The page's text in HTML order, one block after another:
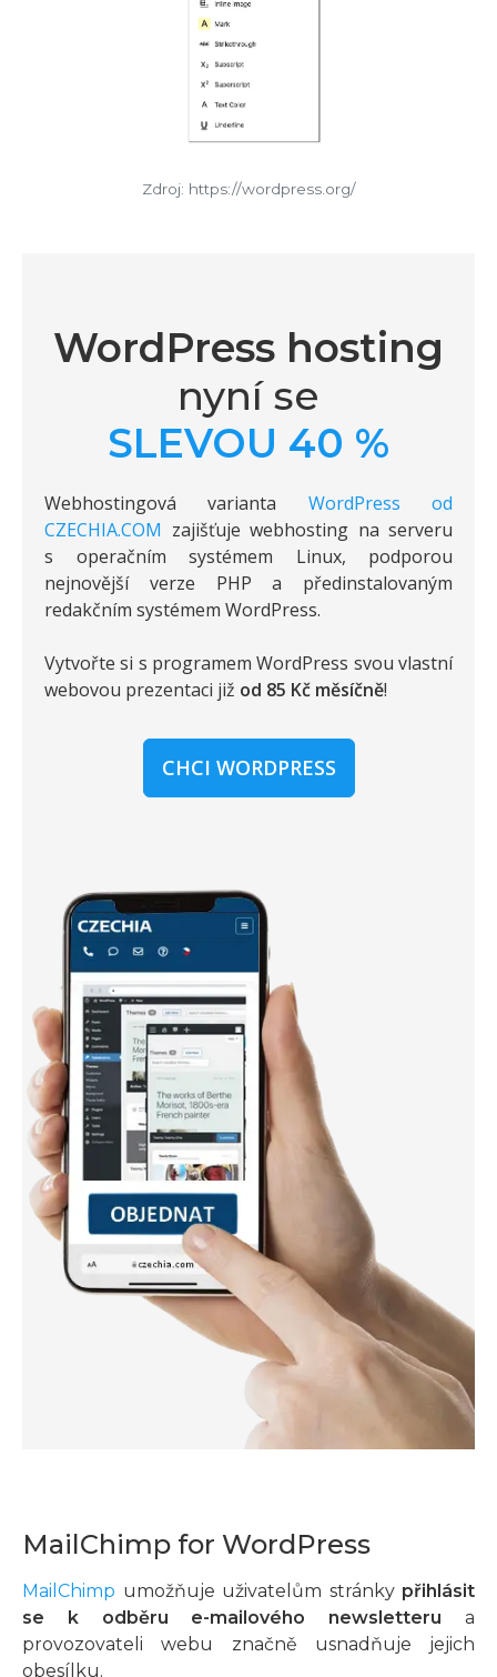
Zdroj: https://wordpress.org/
WordPress hosting
nyní se
SLEVOU 40 %
Webhostingová varianta WordPress od
CZECHIA.COM zajišťuje webhosting na serveru
s operačním systémem Linux, podporou
nejnovější verze PHP a předinstalovaným
redakčním systémem WordPress.
Vytvořte si s programem WordPress svou vlastní
webovou prezentaci již od 85 Kč měsíčně!
CHCI WORDPRESS
MailChimp for WordPress
MailChimp umožňuje uživatelům stránky přihlásit
se k odběru e-mailového newsletteru a
provozovateli webu značně usnadňuje jejich
obesílku.